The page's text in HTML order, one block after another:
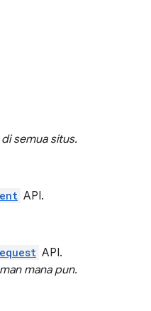
semua situs.
API.
API.
mana pun.